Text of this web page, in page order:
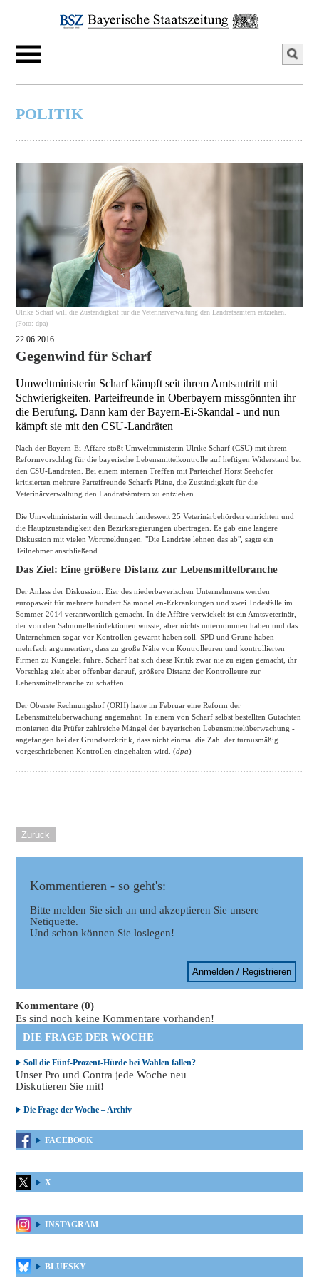
POLITIK
Ulrike Scharf will die Zuständigkeit für die Veterinärverwaltung den Landratsämtern entziehen.
(Foto: dpa)
22.06.2016
Gegenwind für Scharf
Umweltministerin Scharf kämpft seit ihrem Amtsantritt mit
Schwierigkeiten. Parteifreunde in Oberbayern missgönnten ihr
die Berufung. Dann kam der Bayern-Ei-Skandal - und nun
kämpft sie mit den CSU-Landräten
Nach der Bayern-Ei-Affäre stößt Umweltministerin Ulrike Scharf (CSU) mit ihrem
Reformvorschlag für die bayerische Lebensmittelkontrolle auf heftigen Widerstand bei
den CSU-Landräten. Bei einem internen Treffen mit Parteichef Horst Seehofer
kritisierten mehrere Parteifreunde Scharfs Pläne, die Zuständigkeit für die
Veterinärverwaltung den Landratsämtern zu entziehen.
Die Umweltministerin will demnach landesweit 25 Veterinärbehörden einrichten und
die Hauptzuständigkeit den Bezirksregierungen übertragen. Es gab eine längere
Diskussion mit vielen Wortmeldungen. "Die Landräte lehnen das ab", sagte ein
Teilnehmer anschließend.
Das Ziel: Eine größere Distanz zur Lebensmittelbranche
Der Anlass der Diskussion: Eier des niederbayerischen Unternehmens werden
europaweit für mehrere hundert Salmonellen-Erkrankungen und zwei Todesfälle im
Sommer 2014 verantwortlich gemacht. In die Affäre verwickelt ist ein Amtsveterinär,
der von den Salmonelleninfektionen wusste, aber nichts unternommen haben und das
Unternehmen sogar vor Kontrollen gewarnt haben soll. SPD und Grüne haben
mehrfach argumentiert, dass zu große Nähe von Kontrolleuren und kontrollierten
Firmen zu Kungelei führe. Scharf hat sich diese Kritik zwar nie zu eigen gemacht, ihr
Vorschlag zielt aber offenbar darauf, größere Distanz der Kontrolleure zur
Lebensmittelbranche zu schaffen.
Der Oberste Rechnungshof (ORH) hatte im Februar eine Reform der
Lebensmittelüberwachung angemahnt. In einem von Scharf selbst bestellten Gutachten
monierten die Prüfer zahlreiche Mängel der bayerischen Lebensmittelüberwachung -
angefangen bei der Grundsatzkritik, dass nicht einmal die Zahl der turnusmäßig
vorgeschriebenen Kontrollen eingehalten wird. (dpa)
Zurück
Kommentieren - so geht's:
Bitte melden Sie sich an und akzeptieren Sie unsere
Netiquette.
Und schon können Sie loslegen!
Anmelden / Registrieren
Kommentare (0)
Es sind noch keine Kommentare vorhanden!
DIE FRAGE DER WOCHE
Soll die Fünf-Prozent-Hürde bei Wahlen fallen?
Unser Pro und Contra jede Woche neu
Diskutieren Sie mit!
Die Frage der Woche – Archiv
FACEBOOK
X
INSTAGRAM
BLUESKY